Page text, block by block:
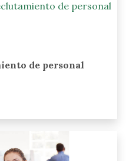
de personal